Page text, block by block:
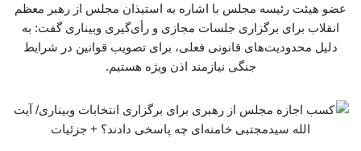
عضو هیئت رئیسه مجلس با اشاره به استیذان مجلس از رهبر معظم
انقلاب برای برگزاری جلسات مجازی و رأی‌گیری وبیناری گفت: به
دلیل محدودیت‌های قانونی فعلی، برای تصویب قوانین در شرایط
جنگی نیازمند اذن ویژه هستیم.